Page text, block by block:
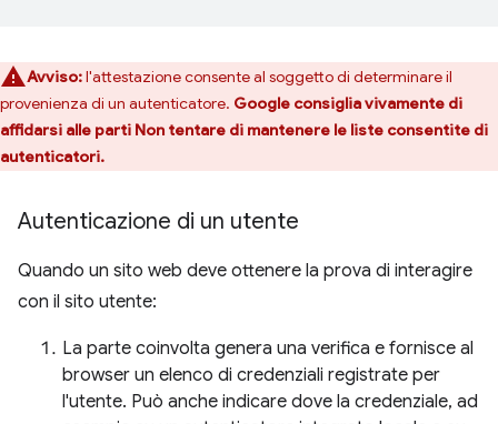
Avviso:l'attestazione consente al soggetto di determinare il
provenienza di un autenticatore. Google consiglia vivamente di
affidarsi alle parti Non tentare di mantenere le liste consentite di
autenticatori.
Autenticazione di un utente
Quando un sito web deve ottenere la prova di interagire
con il sito utente:
La parte coinvolta genera una verifica e fornisce al
browser un elenco di credenziali registrate per
l'utente. Può anche indicare dove la credenziale, ad